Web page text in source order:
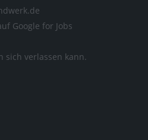
Google for Jobs
sich verlassen kann.